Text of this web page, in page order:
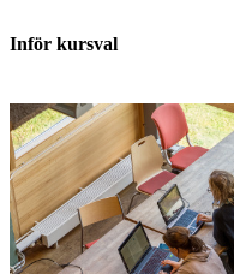
Inför kursval